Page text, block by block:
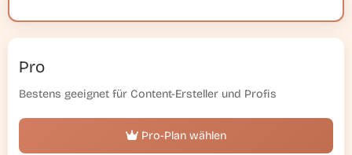
Pro
Bestens geeignet für Content-Ersteller und Profis
Pro-Plan wählen